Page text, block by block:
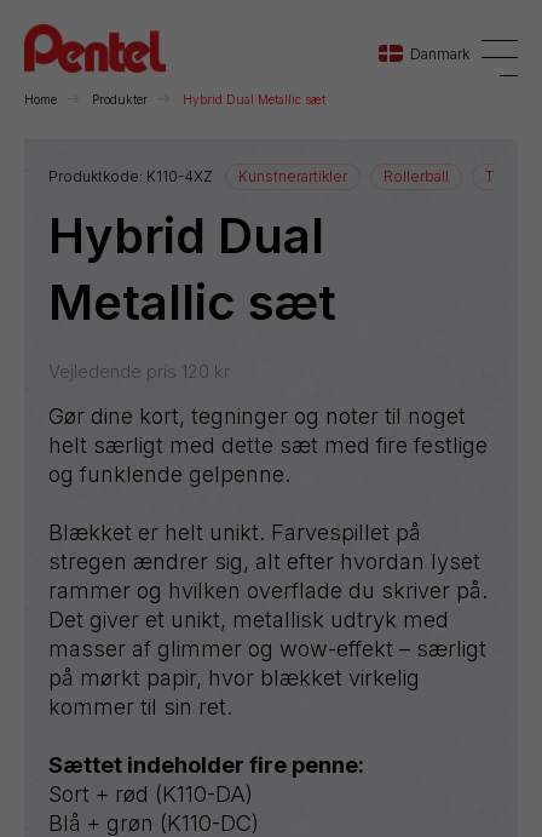
Danmark
Danmark
Sverige
Home Produkter Hybrid Dual Metallic sæt
Produktkode: K110-4XZ Kunstnerartikler Rollerball
Hybrid Dual
Metallic sæt
Vejledende pris 120 kr
Gør dine kort, tegninger og noter til noget
helt særligt med dette sæt med fire festlige
og funklende gelpenne.
Blækket er helt unikt. Farvespillet på
stregen ændrer sig, alt efter hvordan lyset
rammer og hvilken overflade du skriver på.
Det giver et unikt, metallisk udtryk med
masser af glimmer og wow-effekt – særligt
på mørkt papir, hvor blækket virkelig
kommer til sin ret.
Sættet indeholder fire penne:
Sort + rød (K110-DA)
Blå + grøn (K110-DC)